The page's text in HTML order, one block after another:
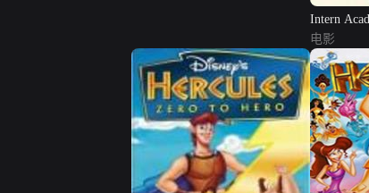
Intern
电影